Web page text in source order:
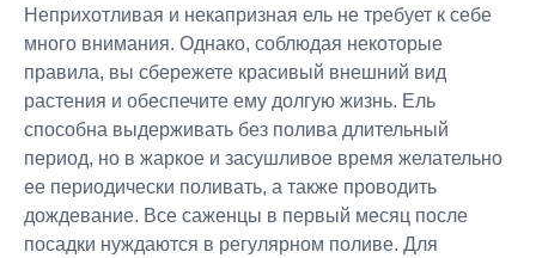
Неприхотливая и некапризная ель не требует к себе
много внимания. Однако, соблюдая некоторые
правила, вы сбережете красивый внешний вид
растения и обеспечите ему долгую жизнь. Ель
способна выдерживать без полива длительный
период, но в жаркое и засушливое время желательно
ее периодически поливать, а также проводить
дождевание. Все саженцы в первый месяц после
посадки нуждаются в регулярном поливе. Для